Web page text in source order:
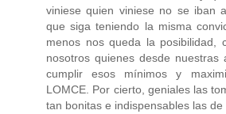
viniese quien viniese no se iban
que siga teniendo la misma
menos nos queda la posibilidad,
nosotros quienes desde nuestras
cumplir esos mínimos y
LOMCE. Por cierto, geniales las
tan bonitas e indispensables las de